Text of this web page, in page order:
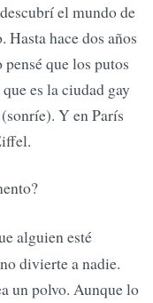
el mundo de
Hasta hace dos años
que los putos
es la ciudad gay
Y en París
alguien esté
divierte a nadie.
un polvo. Aunque lo